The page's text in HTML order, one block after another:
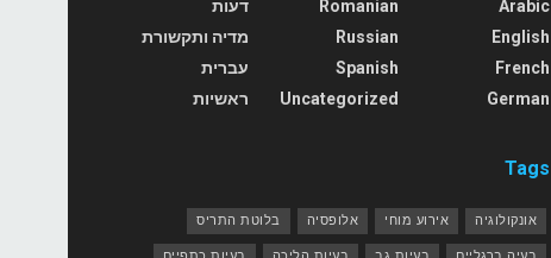
Arabic
English
French
German
Romanian
Russian
Spanish
Uncategorized
דעות
מדיה ותקשורת
עברית
ראשיות
Tags
אונקולוגיה אירוע מוחי אלופסיה בלוטת התריס